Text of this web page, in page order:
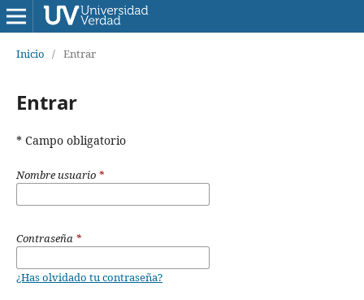
Inicio / Entrar
Entrar
* Campo obligatorio
Nombre usuario *
Contraseña *
¿Has olvidado tu contraseña?